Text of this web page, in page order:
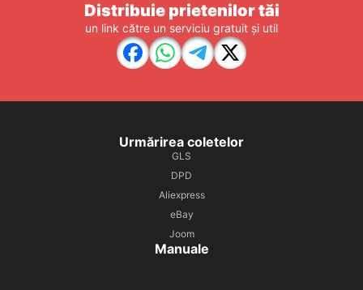
Distribuie prietenilor tăi
un link către un serviciu gratuit și util
Urmărirea coletelor
GLS
DPD
Aliexpress
eBay
Joom
Manuale